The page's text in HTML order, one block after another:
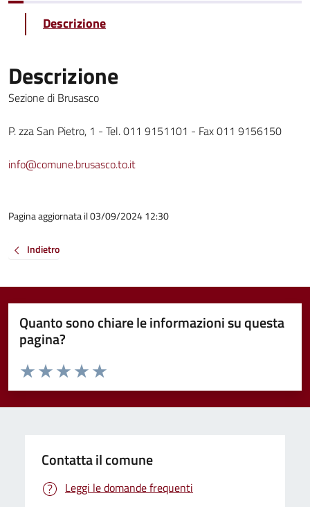
Descrizione
Descrizione
Sezione di Brusasco
P. zza San Pietro, 1 - Tel. 011 9151101 - Fax 011 9156150
info@comune.brusasco.to.it
Pagina aggiornata il 03/09/2024 12:30
Indietro
Quanto sono chiare le informazioni su questa
pagina?
Valuta da 1 a 5 stelle la pagina
Valuta 5 stelle su 5
Valuta 4 stelle su 5
Valuta 3 stelle su 5
Valuta 2 stelle su 5
Valuta 1 stelle su 5
Contatta il comune
Leggi le domande frequenti